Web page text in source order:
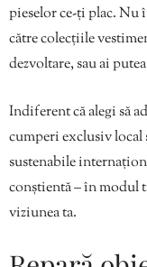
pieselor ce-ți plac. Nu
către colecțiile
dezvoltare, sau ai
Indiferent că alegi să
cumperi exclusiv local
sustenabile
conștientă – în modul
viziunea ta.